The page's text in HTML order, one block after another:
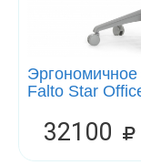
Falto Star
32100